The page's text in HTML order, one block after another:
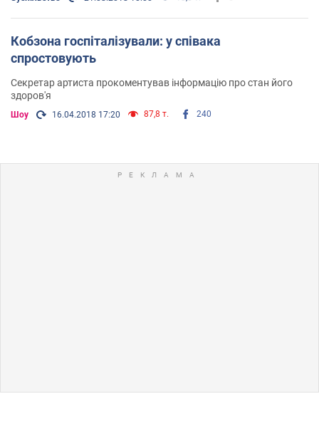
Кобзона госпіталізували: у співака
спростовують
Секретар артиста прокоментував інформацію про стан його
здоров'я
Шоу 16.04.2018 17:20 87,8 т. 240